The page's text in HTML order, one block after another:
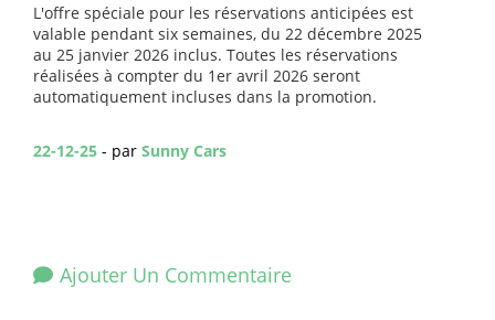
L'offre spéciale pour les réservations anticipées est
valable pendant six semaines, du 22 décembre 2025
au 25 janvier 2026 inclus. Toutes les réservations
réalisées à compter du 1er avril 2026 seront
automatiquement incluses dans la promotion.
22-12-25 - par Sunny Cars
Ajouter Un Commentaire